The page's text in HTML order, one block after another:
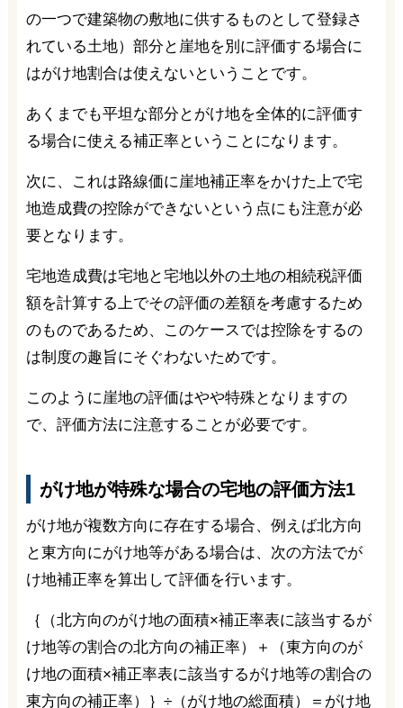
の一つで建築物の敷地に供するものとして登録さ
れている土地）部分と崖地を別に評価する場合に
はがけ地割合は使えないということです。
あくまでも平坦な部分とがけ地を全体的に評価す
る場合に使える補正率ということになります。
次に、これは路線価に崖地補正率をかけた上で宅
地造成費の控除ができないという点にも注意が必
要となります。
宅地造成費は宅地と宅地以外の土地の相続税評価
額を計算する上でその評価の差額を考慮するため
のものであるため、このケースでは控除をするの
は制度の趣旨にそぐわないためです。
このように崖地の評価はやや特殊となりますの
で、評価方法に注意することが必要です。
がけ地が特殊な場合の宅地の評価方法1
がけ地が複数方向に存在する場合、例えば北方向
と東方向にがけ地等がある場合は、次の方法でが
け地補正率を算出して評価を行います。
｛（北方向のがけ地の面積×補正率表に該当するが
け地等の割合の北方向の補正率）＋（東方向のが
け地の面積×補正率表に該当するがけ地等の割合の
東方向の補正率）｝÷（がけ地の総面積）＝がけ地